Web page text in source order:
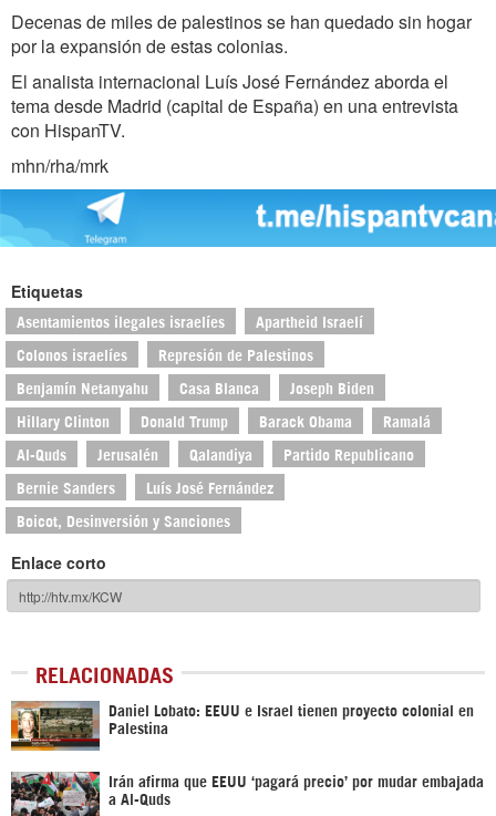
Decenas de miles de palestinos se han quedado sin hogar
por la expansión de estas colonias.
El analista internacional Luís José Fernández aborda el
tema desde Madrid (capital de España) en una entrevista
con HispanTV.
mhn/rha/mrk
Etiquetas
Asentamientos ilegales israelíes Apartheid Israelí
Colonos israelíes Represión de Palestinos
Benjamín Netanyahu Casa Blanca Joseph Biden
Hillary Clinton Donald Trump Barack Obama Ramalá
Al-Quds Jerusalén Qalandiya Partido Republicano
Bernie Sanders Luís José Fernández
Boicot, Desinversión y Sanciones
Enlace corto
RELACIONADAS
Daniel Lobato: EEUU e Israel tienen proyecto colonial en
Palestina
Irán afirma que EEUU ‘pagará precio’ por mudar embajada
a Al-Quds